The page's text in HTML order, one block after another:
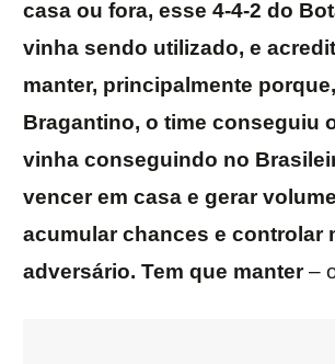
casa ou fora, esse 4-4-2 do
vinha sendo utilizado, e
manter, principalmente
Bragantino, o time conseguiu
vinha conseguindo no
vencer em casa e gerar
acumular chances e controlar
adversário. Tem que manter–